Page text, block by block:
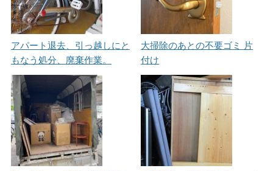
アパート退去、引っ越しにと
もなう処分、廃棄作業。
大掃除のあとの不要ゴミ 片
付け